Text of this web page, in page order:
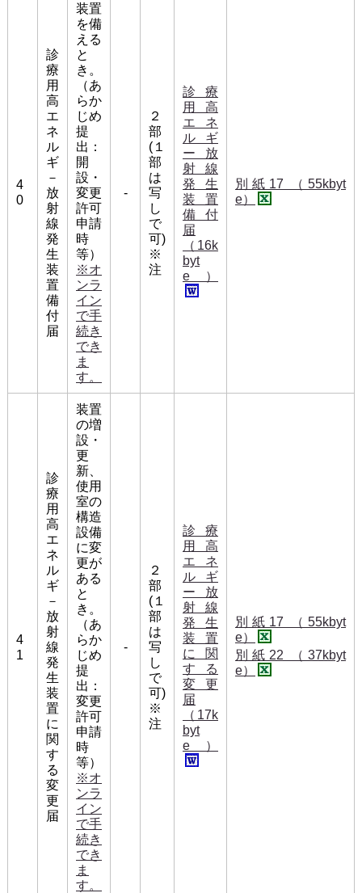
4
0
診
療
用
高
エ
ネ
ル
ギ
－
放
射
線
発
生
装
置
備
付
届
装置
を備
える
と
き。
（あ
らか
じめ
提
出：
開
設・
変更
許可
申請
時
等）
※オ
ンラ
イン
で手
続き
でき
ま
す。
-
２
部
(１
部
は
写
し
で
可)
※
注
診療
用高
エネ
ルギ
ー放
射線
発生
装置
備付
届
（16k
byt
e）
別紙17 （55kbyt
e）
4
1
診
療
用
高
エ
ネ
ル
ギ
－
放
射
線
発
生
装
置
に
関
す
る
変
更
届
装置
の増
設・
更
新、
使用
室の
構造
設備
に変
更が
ある
と
き。
（あ
らか
じめ
提
出：
変更
許可
申請
時
等）
※オ
ンラ
イン
で手
続き
でき
ま
す。
-
２
部
(１
部
は
写
し
で
可)
※
注
診療
用高
エネ
ルギ
ー放
射線
発生
装置
に関
する
変更
届
（17k
byt
e）
別紙17 （55kbyt
e）
別紙22 （37kbyt
e）